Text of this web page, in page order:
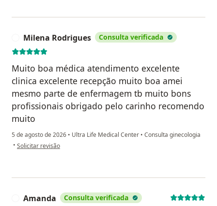
Milena Rodrigues Consulta verificada
Muito boa médica atendimento excelente
clinica excelente recepção muito boa amei
mesmo parte de enfermagem tb muito bons
profissionais obrigado pelo carinho recomendo
muito
5 de agosto de 2026 • Ultra Life Medical Center • Consulta ginecologia
• na opinião do utilizador Milena Rodrigues
Solicitar revisão
Amanda Consulta verificada